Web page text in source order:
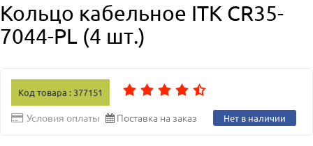
Кольцо кабельное ITK CR35-
7044-PL (4 шт.)
Код товара : 377151
Условия оплаты Поставка на заказ Нет в наличии